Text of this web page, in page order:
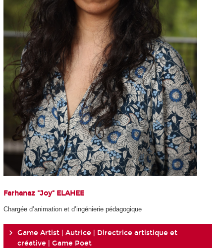
Farhanaz "Joy" ELAHEE
Chargée d’animation et d’ingénierie pédagogique
Game Artist | Autrice | Directrice artistique et
créative | Game Poet